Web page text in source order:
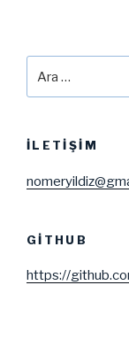
İLETIŞIM
GITHUB
https://